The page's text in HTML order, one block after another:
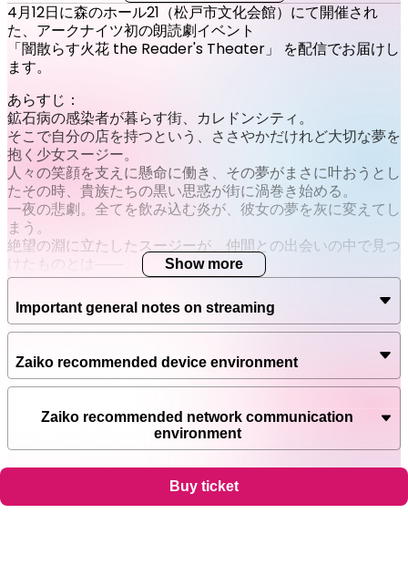
4月12日に森のホール21（松戸市文化会館）にて開催され
た、アークナイツ初の朗読劇イベント
「闇散らす火花 the Reader's Theater」 を配信でお届けし
ます。
あらすじ：
鉱石病の感染者が暮らす街、カレドンシティ。
そこで自分の店を持つという、ささやかだけれど大切な夢を
抱く少女スージー。
人々の笑顔を支えに懸命に働き、その夢がまさに叶おうとし
たその時、貴族たちの黒い思惑が街に渦巻き始める。
一夜の悲劇。全てを飲み込む炎が、彼女の夢を灰に変えてし
まう。
絶望の淵に立たしたスージーが、仲間との出会いの中で見つ
けたものとは――。
これは、夢を奪われた少女の、喪失と再生を描く物語。
出演者:
ゴールデングロー(CV:佐倉綾音)
グラニ(CV:山崎はるか)
クエルクス(CV:髙野麻美)
ヘイズ(CV:ルゥティン)
スカイフレア(CV:植田佳奈)
*順不同・敬称略
【注意事項】
Show more
Important general notes on streaming
Zaiko recommended device environment
Zaiko recommended network communication
environment
Buy ticket
Privacy policyLegal notice
Ticket resale notice